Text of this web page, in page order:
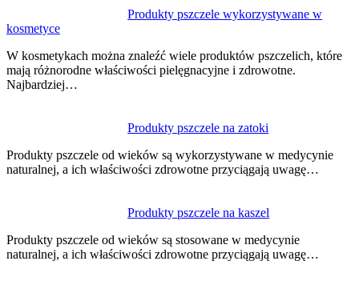
Produkty pszczele wykorzystywane w
kosmetyce
W kosmetykach można znaleźć wiele produktów pszczelich, które
mają różnorodne właściwości pielęgnacyjne i zdrowotne.
Najbardziej…
Produkty pszczele na zatoki
Produkty pszczele od wieków są wykorzystywane w medycynie
naturalnej, a ich właściwości zdrowotne przyciągają uwagę…
Produkty pszczele na kaszel
Produkty pszczele od wieków są stosowane w medycynie
naturalnej, a ich właściwości zdrowotne przyciągają uwagę…
wpisu